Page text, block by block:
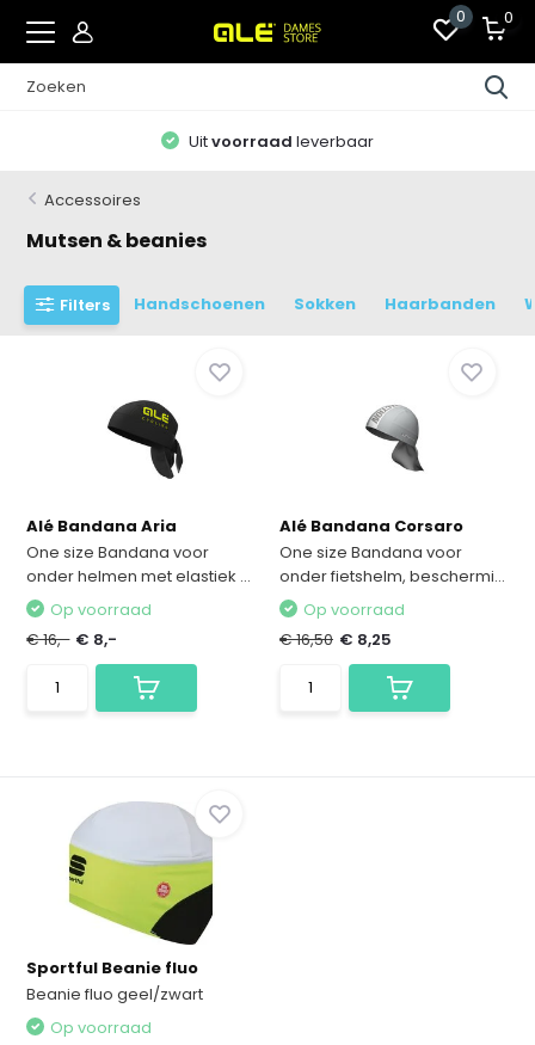
0 0
Uitvoorraad leverbaar
Accessoires
Mutsen & beanies
Filters Handschoenen Sokken Haarbanden
Alé Bandana Aria
One size Bandana voor
onder helmen met elastiek ...
Op voorraad
€ 16,- € 8,-
Alé Bandana Corsaro
One size Bandana voor
onder fietshelm, beschermi...
Op voorraad
€ 16,50 € 8,25
Sportful Beanie fluo
Beanie fluo geel/zwart
Op voorraad